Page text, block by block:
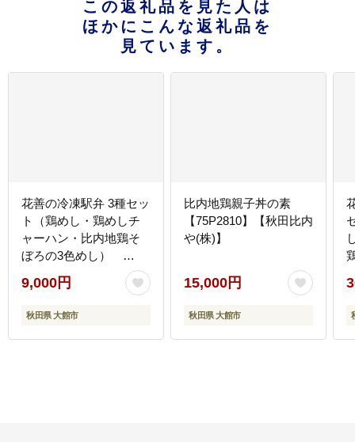
この返礼品を見た人は
ほかにこんな返礼品を
見ています。
花善の冷凍駅弁 3種セッ
ト（鶏めし・鶏めしチ
ャーハン・比内地鶏そ
ぼろの3色めし）
45P2805【(株)花善】
9,000円
秋田県 大館市
比内地鶏親子丼の素
【75P2810】【秋田比内
や(株)】
15,000円
秋田県 大館市